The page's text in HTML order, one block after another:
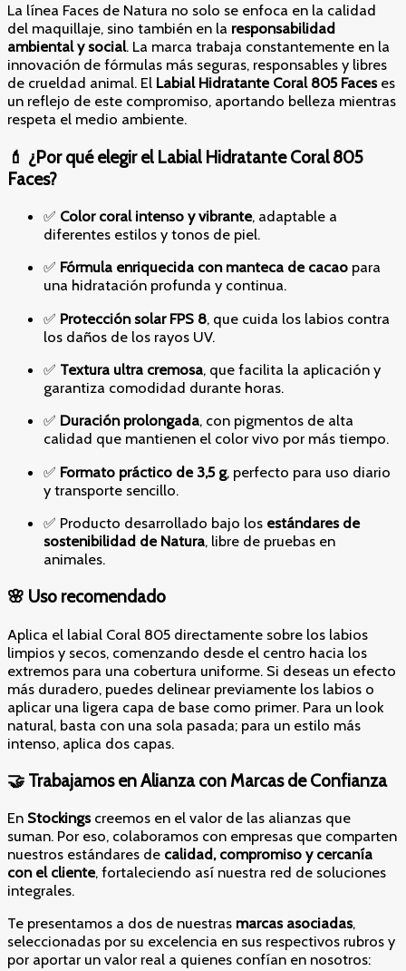
La línea Faces de Natura no solo se enfoca en la calidad
del maquillaje, sino también en la responsabilidad
ambiental y social. La marca trabaja constantemente en la
innovación de fórmulas más seguras, responsables y libres
de crueldad animal. El Labial Hidratante Coral 805 Faceses
un reflejo de este compromiso, aportando belleza mientras
respeta el medio ambiente.
💄 ¿Por qué elegir el Labial Hidratante Coral 805
Faces?
✅ Color coral intenso y vibrante, adaptable a
diferentes estilos y tonos de piel.
✅ Fórmula enriquecida con manteca de cacao para
una hidratación profunda y continua.
✅ Protección solar FPS 8, que cuida los labios contra
los daños de los rayos UV.
✅ Textura ultra cremosa, que facilita la aplicación y
garantiza comodidad durante horas.
✅ Duración prolongada, con pigmentos de alta
calidad que mantienen el color vivo por más tiempo.
✅ Formato práctico de 3,5 g, perfecto para uso diario
y transporte sencillo.
✅ Producto desarrollado bajo los estándares de
sostenibilidad de Natura, libre de pruebas en
animales.
🌸 Uso recomendado
Aplica el labial Coral 805 directamente sobre los labios
limpios y secos, comenzando desde el centro hacia los
extremos para una cobertura uniforme. Si deseas un efecto
más duradero, puedes delinear previamente los labios o
aplicar una ligera capa de base como primer. Para un look
natural, basta con una sola pasada; para un estilo más
intenso, aplica dos capas.
🤝 Trabajamos en Alianza con Marcas de Confianza
En Stockingscreemos en el valor de las alianzas que
suman. Por eso, colaboramos con empresas que comparten
nuestros estándares de calidad, compromiso y cercanía
con el cliente, fortaleciendo así nuestra red de soluciones
integrales.
Te presentamos a dos de nuestras marcas asociadas,
seleccionadas por su excelencia en sus respectivos rubros y
por aportar un valor real a quienes confían en nosotros: